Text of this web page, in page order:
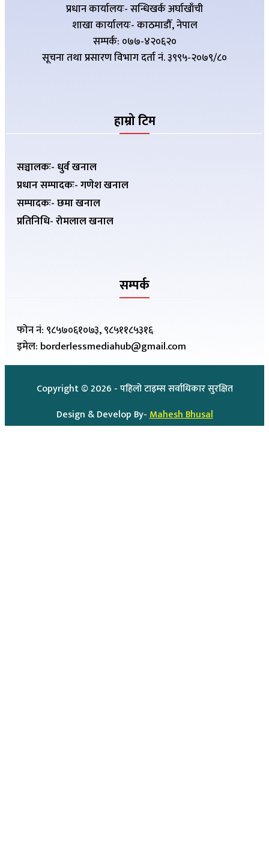
प्रधान कार्यालयः- सन्धिखर्क अर्घाखाँची
शाखा कार्यालयः- काठमाडौँ, नेपाल
सम्पर्क: ०७७-४२०६२०
सूचना तथा प्रसारण विभाग दर्ता नं. ३९९५-२०७९/८०
हाम्रो टिम
सञ्चालकः- धुर्व खनाल
प्रधान सम्पादकः- गणेश खनाल
सम्पादकः- छमा खनाल
प्रतिनिधि- रोमलाल खनाल
सम्पर्क
फोन नं: ९८५७०६१०७३, ९८५११८५३१६
इमेल: borderlessmediahub@gmail.com
Copyright ©2026 - पहिलो टाइम्स सर्वाधिकार सुरक्षित
Design & Develop By-Mahesh Bhusal